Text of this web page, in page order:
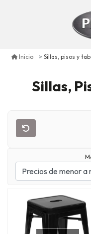
Inicio Sillas, pisos y
Sillas,